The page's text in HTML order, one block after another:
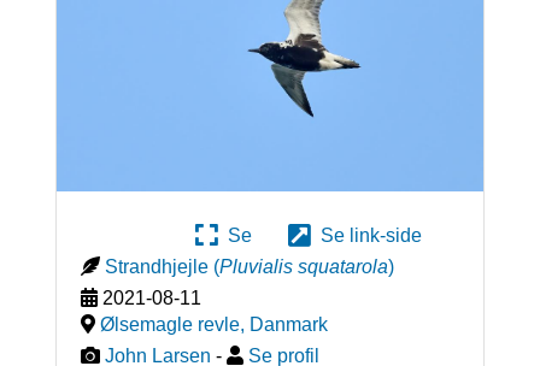
Se
Se link-side
Strandhjejle (Pluvialis squatarola)
2021-08-11
Ølsemagle revle, Danmark
John Larsen - Se profil